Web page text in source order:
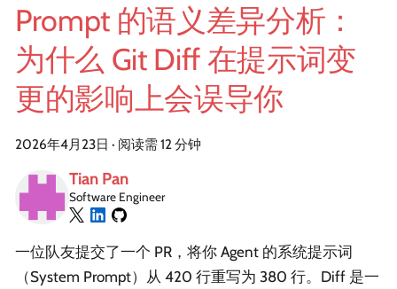
Prompt 的语义差异分析：
为什么 Git Diff 在提示词变
更的影响上会误导你
2026年4月23日 · 阅读需 12 分钟
Tian Pan
Software Engineer
一位队友提交了一个 PR，将你 Agent 的系统提示词
（System Prompt）从 420 行重写为 380 行。Diff 是一